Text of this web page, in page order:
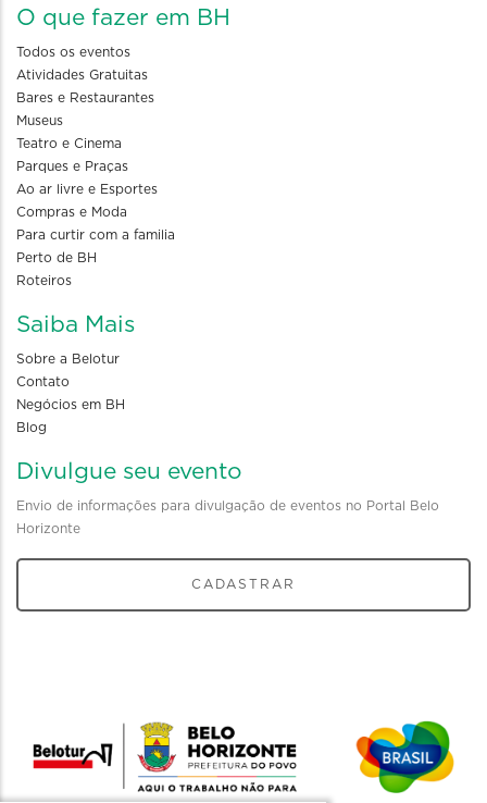
O que fazer em BH
Todos os eventos
Atividades Gratuitas
Bares e Restaurantes
Museus
Teatro e Cinema
Parques e Praças
Ao ar livre e Esportes
Compras e Moda
Para curtir com a familia
Perto de BH
Roteiros
Saiba Mais
Sobre a Belotur
Contato
Negócios em BH
Blog
Divulgue seu evento
Envio de informações para divulgação de eventos no Portal Belo
Horizonte
CADASTRAR